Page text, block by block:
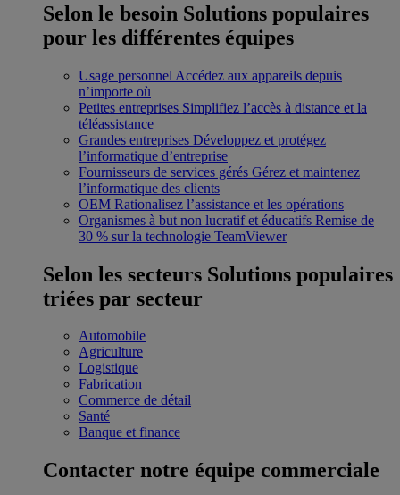
Selon le besoin Solutions populaires
pour les différentes équipes
Usage personnel Accédez aux appareils depuis
n’importe où
Petites entreprises Simplifiez l’accès à distance et la
téléassistance
Grandes entreprises Développez et protégez
l’informatique d’entreprise
Fournisseurs de services gérés Gérez et maintenez
l’informatique des clients
OEM Rationalisez l’assistance et les opérations
Organismes à but non lucratif et éducatifs Remise de
30 % sur la technologie TeamViewer
Selon les secteurs Solutions populaires
triées par secteur
Automobile
Agriculture
Logistique
Fabrication
Commerce de détail
Santé
Banque et finance
Contacter notre équipe commerciale